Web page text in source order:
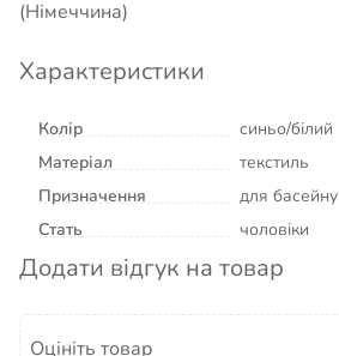
(Німеччина)
Характеристики
Колір
синьо/білий
Матеріал
текстиль
Призначення
для басейну
Стать
чоловіки
Додати відгук на товар
Оцініть товар